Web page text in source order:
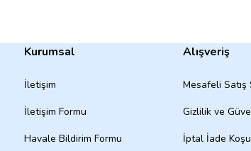
Kurumsal
İletişim
İletişim Formu
Havale Bildirim Formu
Alışveriş
Mesafeli Satış
Gizlilik ve
İptal İade